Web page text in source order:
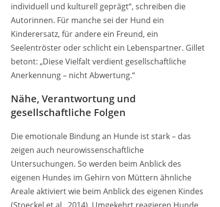
individuell und kulturell geprägt“, schreiben die
Autorinnen. Für manche sei der Hund ein
Kinderersatz, für andere ein Freund, ein
Seelentröster oder schlicht ein Lebenspartner. Gillet
betont: „Diese Vielfalt verdient gesellschaftliche
Anerkennung – nicht Abwertung.“
Nähe, Verantwortung und
gesellschaftliche Folgen
Die emotionale Bindung an Hunde ist stark – das
zeigen auch neurowissenschaftliche
Untersuchungen. So werden beim Anblick des
eigenen Hundes im Gehirn von Müttern ähnliche
Areale aktiviert wie beim Anblick des eigenen Kindes
(Stoeckel et al., 2014). Umgekehrt reagieren Hunde